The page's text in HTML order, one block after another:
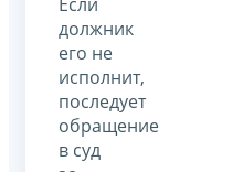
должник
его не
исполнит,
последует
обращение
в суд